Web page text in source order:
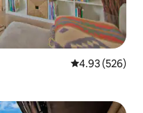
औसत रेटिंग 5 में से
4.93 (526)